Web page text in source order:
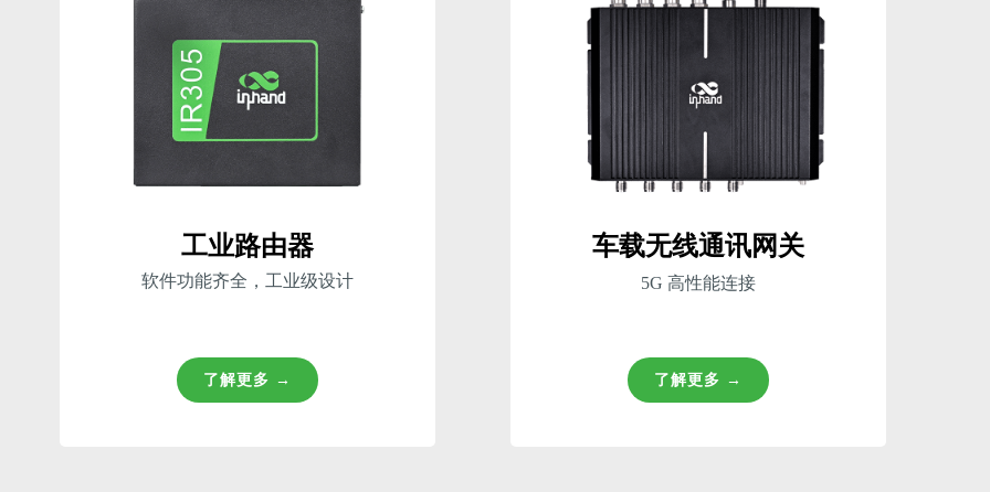
工业路由器
软件功能齐全，工业级设计
了解更多 →
车载无线通讯网关
5G 高性能连接
了解更多 →